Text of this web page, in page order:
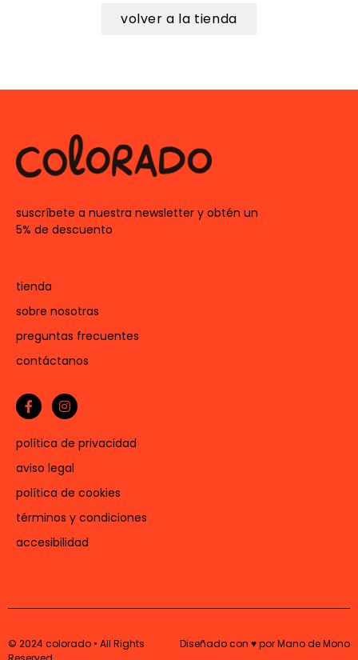
volver a la tienda
suscríbete a nuestra newsletter y obtén un
5% de descuento
tienda
sobre nosotras
preguntas frecuentes
contáctanos
política de privacidad
aviso legal
política de cookies
términos y condiciones
accesibilidad
© 2024 colorado • All Rights
Diseñado con ♥ por Mano de Mono